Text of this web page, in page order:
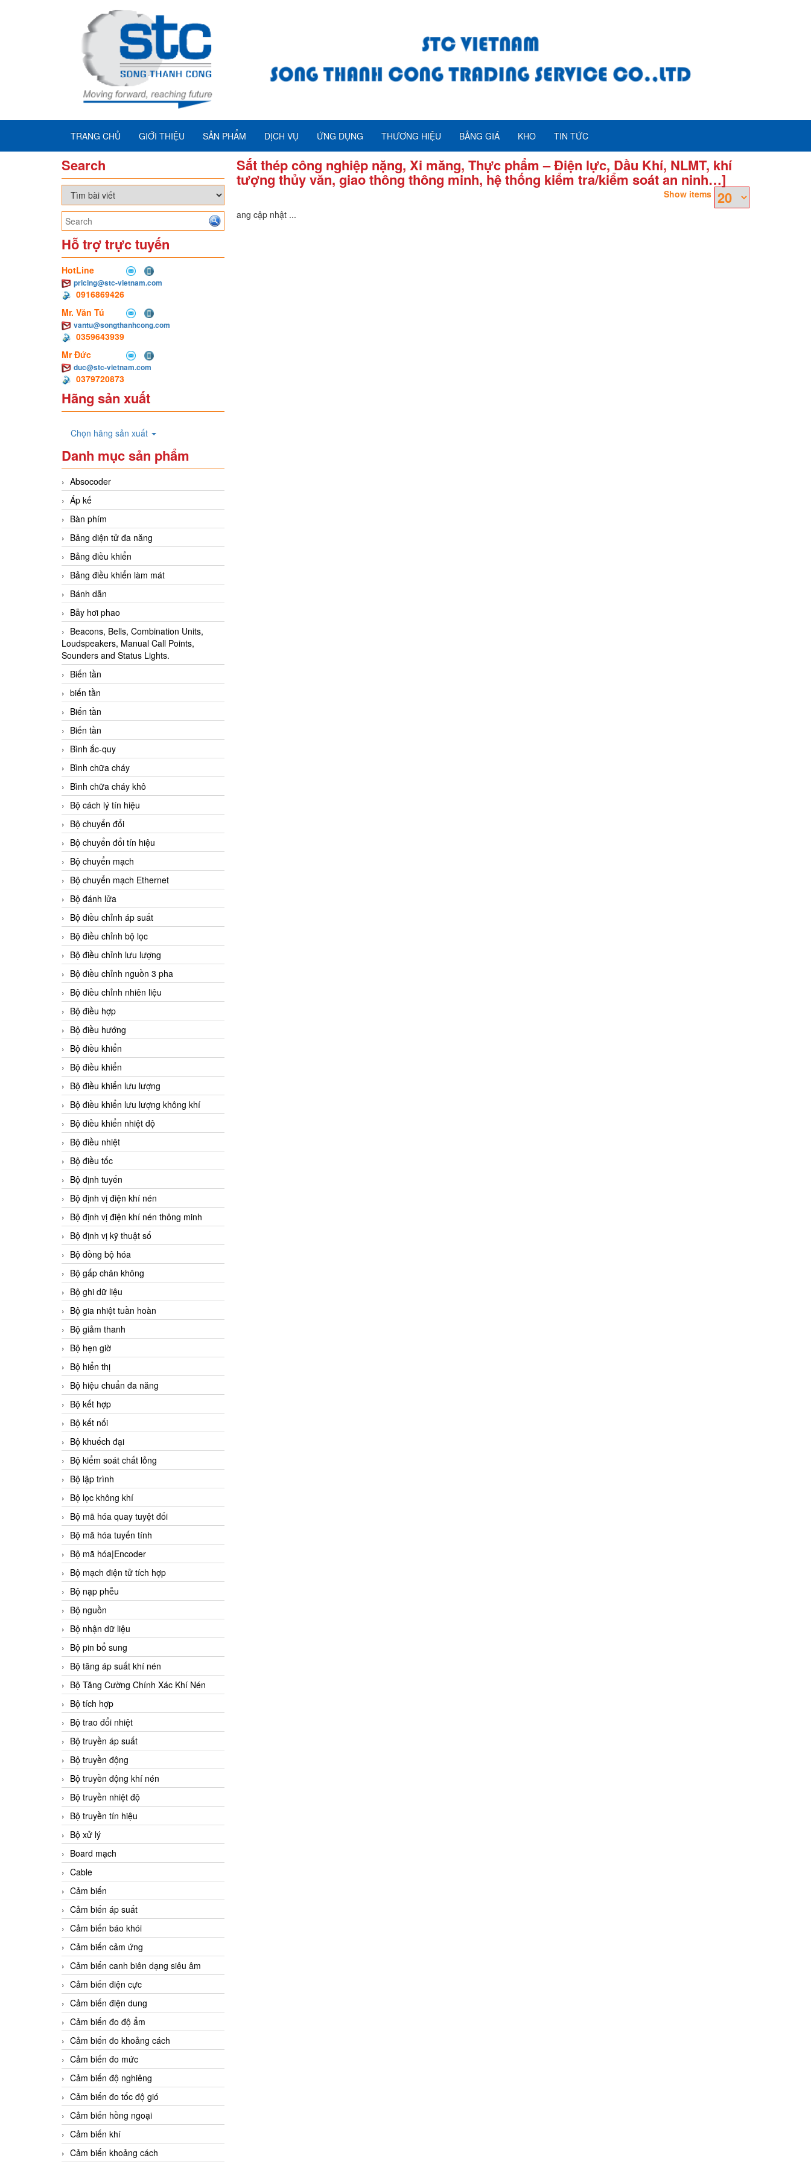
TRANG CHỦ GIỚI THIỆU SẢN PHẨM DỊCH VỤ ỨNG DỤNG THƯƠNG HIỆU BẢNG GIÁ KHO TIN TỨC
Search
Hỗ trợ trực tuyến
HotLine
pricing@stc-vietnam.com
0916869426
Mr. Văn Tú
vantu@songthanhcong.com
0359643939
Mr Đức
duc@stc-vietnam.com
0379720873
Hãng sản xuất
Chọn hãng sản xuất
Danh mục sản phẩm
Absocoder
Áp kế
Bàn phím
Bảng diện tử đa năng
Bảng điều khiển
Bảng điều khiển làm mát
Bánh dẫn
Bẫy hơi phao
Beacons, Bells, Combination Units,
Loudspeakers, Manual Call Points,
Sounders and Status Lights.
Biến tần
biến tần
Biến tần
Biến tần
Bình ắc-quy
Bình chữa cháy
Bình chữa cháy khô
Bộ cách lý tín hiệu
Bộ chuyển đổi
Bộ chuyển đổi tín hiệu
Bộ chuyển mạch
Bộ chuyển mạch Ethernet
Bộ đánh lửa
Bộ điều chỉnh áp suất
Bộ điều chỉnh bộ lọc
Bộ điều chỉnh lưu lượng
Bộ điều chỉnh nguồn 3 pha
Bộ điều chỉnh nhiên liệu
Bộ điều hợp
Bộ điều hướng
Bộ điều khiển
Bộ điều khiển
Bộ điều khiển lưu lượng
Bộ điều khiển lưu lượng không khí
Bộ điều khiển nhiệt độ
Bộ điều nhiệt
Bộ điều tốc
Bộ định tuyến
Bộ định vị điện khí nén
Bộ định vị điện khí nén thông minh
Bộ định vị kỹ thuật số
Bộ đồng bộ hóa
Bộ gấp chân không
Bộ ghi dữ liệu
Bộ gia nhiệt tuần hoàn
Bộ giảm thanh
Bộ hẹn giờ
Bộ hiển thị
Bộ hiệu chuẩn đa năng
Bộ kết hợp
Bộ kết nối
Bộ khuếch đại
Bộ kiểm soát chất lỏng
Bộ lập trình
Bộ lọc không khí
Bộ mã hóa quay tuyệt đối
Bộ mã hóa tuyến tính
Bộ mã hóa|Encoder
Bộ mạch điện tử tích hợp
Bộ nạp phễu
Bộ nguồn
Bộ nhận dữ liệu
Bộ pin bổ sung
Bộ tăng áp suất khí nén
Bộ Tăng Cường Chính Xác Khí Nén
Bộ tích hợp
Bộ trao đổi nhiệt
Bộ truyền áp suất
Bộ truyền động
Bộ truyền động khí nén
Bộ truyền nhiệt độ
Bộ truyền tín hiệu
Bộ xử lý
Board mạch
Cable
Cảm biến
Cảm biến áp suất
Cảm biến báo khói
Cảm biến cảm ứng
Cảm biến canh biên dạng siêu âm
Cảm biến điện cực
Cảm biến điện dung
Cảm biến đo độ ẩm
Cảm biến đo khoảng cách
Cảm biến đo mức
Cảm biến độ nghiêng
Cảm biến đo tốc độ gió
Cảm biến hồng ngoại
Cảm biến khí
Cảm biến khoảng cách
Sắt thép công nghiệp nặng, Xi măng, Thực phẩm – Điện lực, Dầu Khí, NLMT, khí
tượng thủy văn, giao thông thông minh, hệ thống kiểm tra/kiểm soát an ninh…]
Show items
Đang cập nhật ...